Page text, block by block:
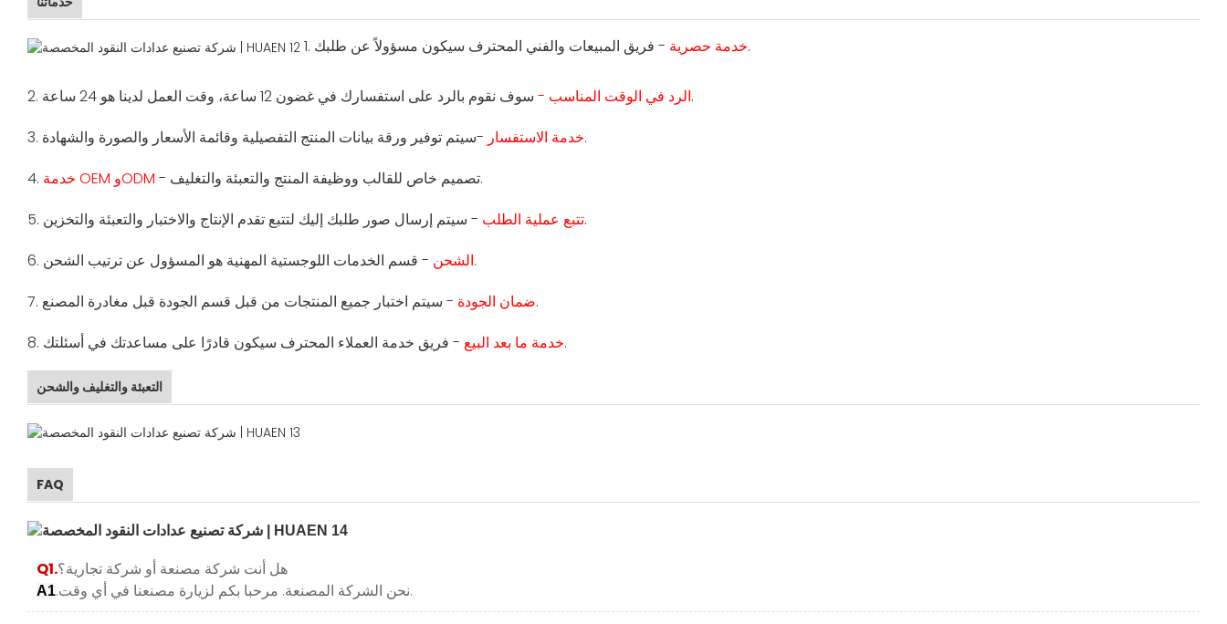
1. خدمة حصرية- فريق المبيعات والفني المحترف سيكون مسؤولاً عن طلبك.
2. الرد في الوقت المناسب -سوف نقوم بالرد على استفسارك في غضون 12 ساعة، وقت العمل لدينا هو 24 ساعة.
3.
خدمة الاستفسار-سيتم توفير ورقة بيانات المنتج التفصيلية وقائمة الأسعار والصورة والشهادة.
4.
خدمة OEM وODM
- تصميم خاص للقالب ووظيفة المنتج والتعبئة والتغليف.
5.
تتبع عملية الطلب- سيتم إرسال صور طلبك إليك لتتبع تقدم الإنتاج والاختبار والتعبئة والتخزين.
6.
الشحن- قسم الخدمات اللوجستية المهنية هو المسؤول عن ترتيب الشحن.
7.
ضمان الجودة- سيتم اختبار جميع المنتجات من قبل قسم الجودة قبل مغادرة المصنع.
8.
خدمة ما بعد البيع- فريق خدمة العملاء المحترف سيكون قادرًا على مساعدتك في أسئلتك.
التعبئة والتغليف والشحن
FAQ
Q1.هل أنت شركة مصنعة أو شركة تجارية؟
A1
.نحن الشركة المصنعة. مرحبا بكم لزيارة مصنعنا في أي وقت.